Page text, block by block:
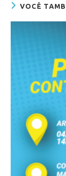
VOCÊ